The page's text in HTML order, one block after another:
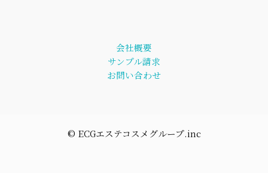
会社概要
サンプル請求
お問い合わせ
©︎ ECGエステコスメグループ.inc